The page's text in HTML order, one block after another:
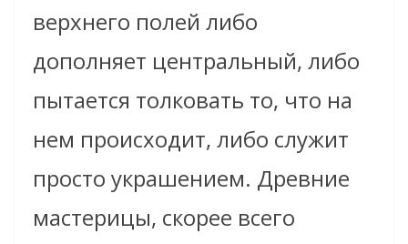
верхнего полей либо
дополняет центральный, либо
пытается толковать то, что на
нем происходит, либо служит
просто украшением. Древние
мастерицы, скорее всего